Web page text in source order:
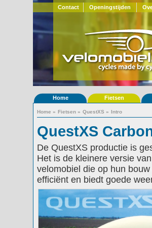
Contact Openingstijden
Home Fietsen
Home » Fietsen » QuestXS » Intro
QuestXS
De QuestXS productie is
Het is de kleinere versie
velomobiel die op hun
efficiënt en biedt goede